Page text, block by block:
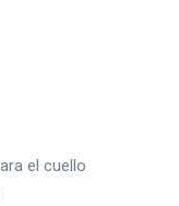
el cuello